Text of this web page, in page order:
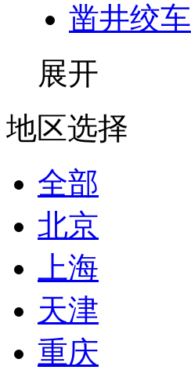
凿井绞车
展开
地区选择
全部
北京
上海
天津
重庆